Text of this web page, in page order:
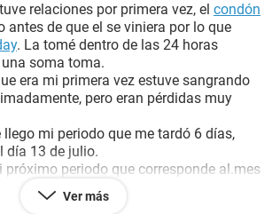
relaciones por primera vez, el condón
antes de que el se viniera por lo que
. La tomé dentro de las 24 horas
soma toma.
era mi primera vez estuve sangrando
pero eran pérdidas muy
mi periodo que me tardó 6 días,
día 13 de julio.
próximo periodo que corresponde al.mes
llega, me duelen muchísimo las mamas,
no se si sea por que ya casi me baja o no
Ver más